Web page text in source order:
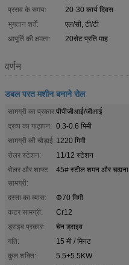
प्रसव के समय:
20-30 कार्य दिवस
भुगतान शर्तें:
एल/सी, टी/टी
आपूर्ति की क्षमता:
20सेट प्रति माह
वर्णन
डबल परत मशीन बनाने रोल
सामग्री का प्रकार:पीपीजीआई/जीआई
द्रव्य का गाढ़ापन: 0.3-0.6 मिमी
सामग्री की चौड़ाई: 1220 मिमी
रोलर स्टेशन:
11/12 स्टेशन
रोलर और शाफ्ट
सामग्री:
45# स्टील शमन और चढ़ाना
दस्ता का व्यास:
Φ70 मिमी
कटर सामग्री:
Cr12
ड्राइव प्रकार:
चेन ड्राइव
गति:
15 मी / मिनट
कुल शक्ति:
5.5+5.5KW